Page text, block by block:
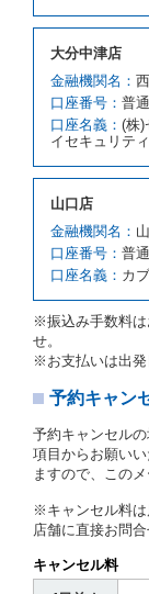
を拒絶し
前項の場
因が、当
４項の予
予約申込
第３項の
第５項の
の予約申
第６条（免
当社及び
が締結さ
に定める
とします
第３章
第７条（貸
借受人
社はこの
貸渡契約
ことがで
は運転者
かに該当
１項に定
大分中津店
金融機関名：
口座番号： 普
口座名義： (株
イセキュリテ
山口店
金融機関名：
口座番号： 普
口座名義： カ
※振込み手数料は
せ。
※お支払いは出発
予約キャン
予約キャンセル
項目からお願い
ますので、この
※キャンセル料は
店舗に直接お問合
キャンセル料